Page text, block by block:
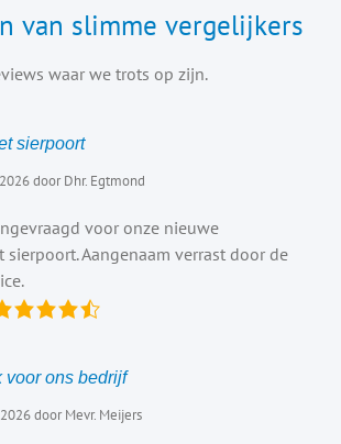
van slimme vergelijkers
waar we trots op zijn.
sierpoort
door Dhr. Egtmond
voor onze nieuwe
sierpoort. Aangenaam verrast door de
ons bedrijf
door Mevr. Meijers